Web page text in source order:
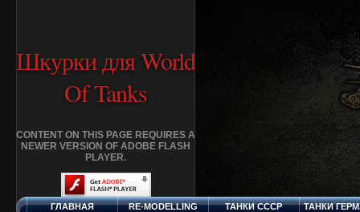
Шкурки для World
Of Tanks
CONTENT ON THIS PAGE REQUIRES A
NEWER VERSION OF ADOBE FLASH
PLAYER.
ГЛАВНАЯ RE-MODELLING ТАНКИ СССР ТАНКИ